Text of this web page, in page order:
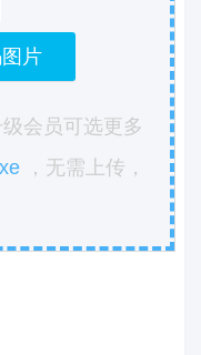
片
会员可选更多
，无需上传，